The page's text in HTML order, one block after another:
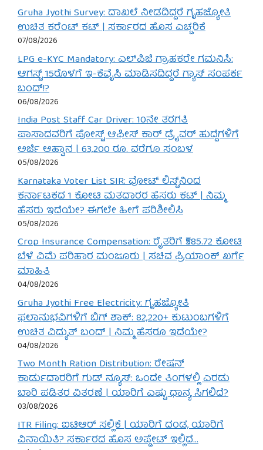
Gruha Jyothi Survey: ದಾಖಲೆ ನೀಡದಿದ್ದರೆ ಗೃಹಜ್ಯೋತಿ
ಉಚಿತ ಕರೆಂಟ್ ಕಟ್ | ಸರ್ಕಾರದ ಹೊಸ ಎಚ್ಚರಿಕೆ
07/08/2026
LPG e-KYC Mandatory: ಎಲ್‌ಪಿಜಿ ಗ್ರಾಹಕರೇ ಗಮನಿಸಿ:
ಆಗಸ್ಟ್ 15ರೊಳಗೆ ಇ-ಕೆವೈಸಿ ಮಾಡಿಸದಿದ್ದರೆ ಗ್ಯಾಸ್ ಸಂಪರ್ಕ
ಬಂದ್!?
06/08/2026
India Post Staff Car Driver: 10ನೇ ತರಗತಿ
ಪಾಸಾದವರಿಗೆ ಪೋಸ್ಟ್ ಆಫೀಸ್ ಕಾರ್ ಡ್ರೈವರ್ ಹುದ್ದೆಗಳಿಗೆ
ಅರ್ಜಿ ಆಹ್ವಾನ | 63,200 ರೂ. ವರೆಗೂ ಸಂಬಳ
05/08/2026
Karnataka Voter List SIR: ವೋಟ್ ಲಿಸ್ಟ್‌ನಿಂದ
ಕರ್ನಾಟಕದ 1 ಕೋಟಿ ಮತದಾರರ ಹೆಸರು ಕಟ್ | ನಿಮ್ಮ
ಹೆಸರು ಇದೆಯೇ? ಈಗಲೇ ಹೀಗೆ ಪರಿಶೀಲಿಸಿ
05/08/2026
Crop Insurance Compensation: ರೈತರಿಗೆ ₹585.72 ಕೋಟಿ
ಬೆಳೆ ವಿಮೆ ಪರಿಹಾರ ಮಂಜೂರು | ಸಚಿವ ಪ್ರಿಯಾಂಕ್ ಖರ್ಗೆ
ಮಾಹಿತಿ
04/08/2026
Gruha Jyothi Free Electricity: ಗೃಹಜ್ಯೋತಿ
ಫಲಾನುಭವಿಗಳಿಗೆ ಬಿಗ್ ಶಾಕ್: 82,220+ ಕುಟುಂಬಗಳಿಗೆ
ಉಚಿತ ವಿದ್ಯುತ್ ಬಂದ್ | ನಿಮ್ಮ ಹೆಸರೂ ಇದೆಯೇ?
04/08/2026
Two Month Ration Distribution: ರೇಷನ್
ಕಾರ್ಡುದಾರರಿಗೆ ಗುಡ್ ನ್ಯೂಸ್: ಒಂದೇ ತಿಂಗಳಲ್ಲಿ ಎರಡು
ಬಾರಿ ಪಡಿತರ ವಿತರಣೆ | ಯಾರಿಗೆ ಎಷ್ಟು ಧಾನ್ಯ ಸಿಗಲಿದೆ?
03/08/2026
ITR Filing: ಐಟಿಆರ್ ಸಲ್ಲಿಕೆ | ಯಾರಿಗೆ ದಂಡ, ಯಾರಿಗೆ
ವಿನಾಯಿತಿ? ಸರ್ಕಾರದ ಹೊಸ ಅಪ್ಡೇಟ್ ಇಲ್ಲಿದೆ…